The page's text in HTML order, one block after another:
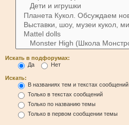
Искать в подфорумах:
Да
Нет
Искать:
В названиях тем и текстах сообщений
Только в текстах сообщений
Только по названию темы
Только в первом сообщении темы